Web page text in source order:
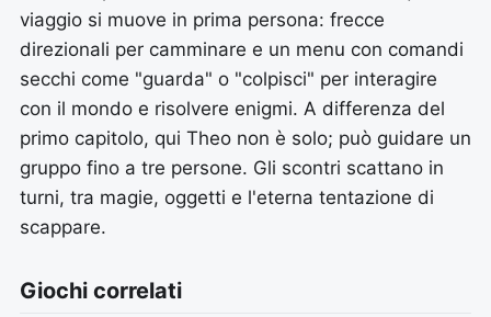
viaggio si muove in prima persona: frecce
direzionali per camminare e un menu con comandi
secchi come "guarda" o "colpisci" per interagire
con il mondo e risolvere enigmi. A differenza del
primo capitolo, qui Theo non è solo; può guidare un
gruppo fino a tre persone. Gli scontri scattano in
turni, tra magie, oggetti e l'eterna tentazione di
scappare.
Giochi correlati